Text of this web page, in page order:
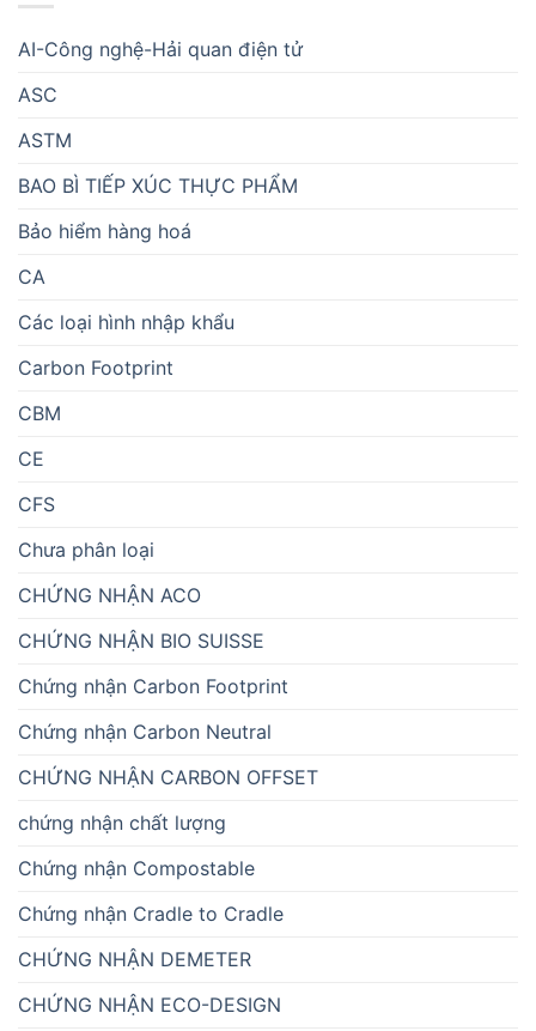
AI-Công nghệ-Hải quan điện tử
ASC
ASTM
BAO BÌ TIẾP XÚC THỰC PHẨM
Bảo hiểm hàng hoá
CA
Các loại hình nhập khẩu
Carbon Footprint
CBM
CE
CFS
Chưa phân loại
CHỨNG NHẬN ACO
CHỨNG NHẬN BIO SUISSE
Chứng nhận Carbon Footprint
Chứng nhận Carbon Neutral
CHỨNG NHẬN CARBON OFFSET
chứng nhận chất lượng
Chứng nhận Compostable
Chứng nhận Cradle to Cradle
CHỨNG NHẬN DEMETER
CHỨNG NHẬN ECO-DESIGN